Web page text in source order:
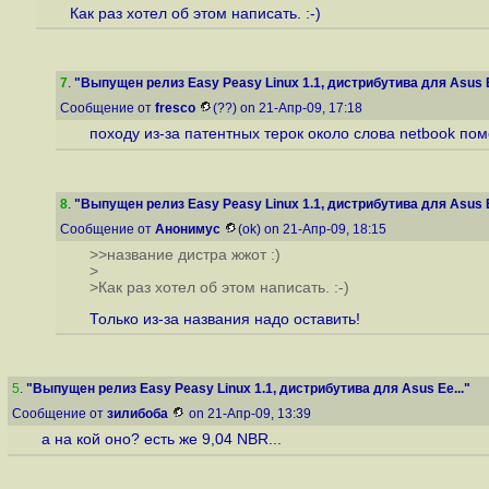
Как раз хотел об этом написать. :-)
7. "Выпущен релиз Easy Peasy Linux 1.1, дистрибутива для Asus
Сообщение от fresco (??) on 21-Апр-09, 17:18
походу из-за патентных терок около слова netbook
8. "Выпущен релиз Easy Peasy Linux 1.1, дистрибутива для Asus
Сообщение от Анонимус (ok) on 21-Апр-09, 18:15
>>название дистра жжот :)
>
>Как раз хотел об этом написать. :-)
Только из-за названия надо оставить!
5. "Выпущен релиз Easy Peasy Linux 1.1, дистрибутива для Asus Ee..."
Сообщение от зилибоба on 21-Апр-09, 13:39
а на кой оно? есть же 9,04 NBR...